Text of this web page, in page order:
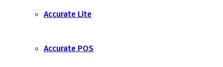
Accurate Lite
Accurate POS